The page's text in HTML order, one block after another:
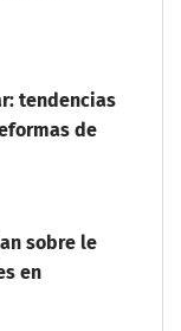
tendencias
de
sobre le
en